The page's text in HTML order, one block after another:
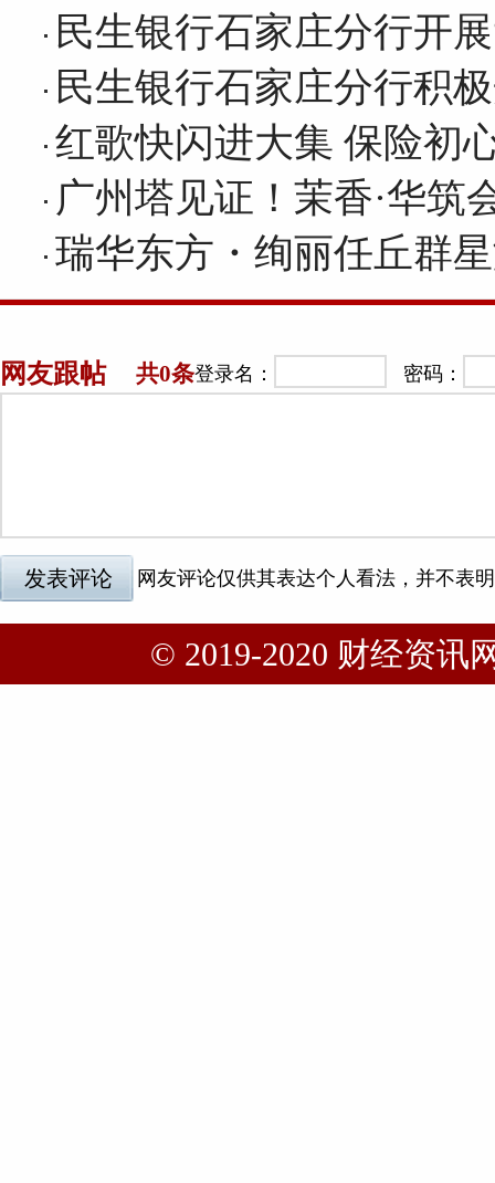
民生银行石家庄分行开
民生银行石家庄分行积
红歌快闪进大集 保险
广州塔见证！茉香·华筑
瑞华东方・绚丽任丘群
© 2019-2020 财经资讯